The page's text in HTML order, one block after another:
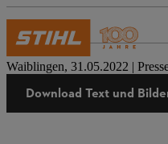
Presse
Waiblingen, 31.05.2022 |
Download Text und